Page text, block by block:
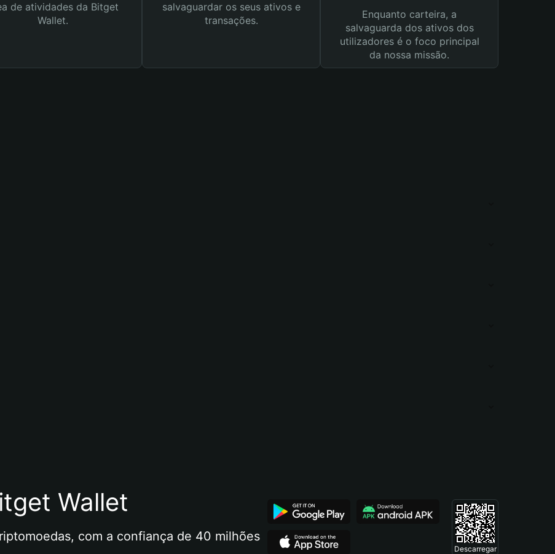
de atividades da Bitget
Wallet.
salvaguardar os seus ativos e
transações.
Enquanto carteira, a
salvaguarda dos ativos dos
utilizadores é o foco principal
da nossa missão.
Wallet
com a confiança de 40 milhões
Descarregar